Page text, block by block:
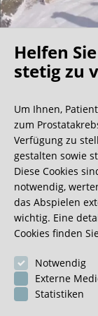
how“ – der
Operateure und
erwarten Sie in
chirurgische
Patienten! 5
lediglich die
Dankbarkeit für
medizinischen
Beitrages
nur erdenklich
Oh
Wir
aber dieser
0:40 Minuten
Helfen
stetig zu
Um Ihnen,
zum
Verfügung zu
gestalten sowie
Diese Cookies
notwendig,
das Abspielen
wichtig. Eine
Cookies finden
Notwendig
Externe
Statistiken